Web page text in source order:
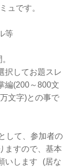
ュです。
等
択してお題スレ
編(200～800文
文字)との事で
して、参加者の
ますので、基本
いします (居な